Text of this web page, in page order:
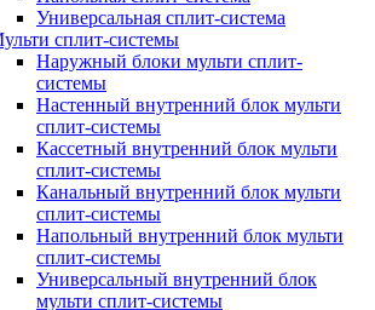
Универсальная сплит-система
сплит-системы
Наружный блоки мульти сплит-
системы
Настенный внутренний блок мульти
сплит-системы
Кассетный внутренний блок мульти
сплит-системы
Канальный внутренний блок мульти
сплит-системы
Напольный внутренний блок мульти
сплит-системы
Универсальный внутренний блок
мульти сплит-системы